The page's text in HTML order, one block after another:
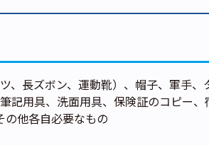
、長ズボン、運動靴）、帽子、軍手
記用具、洗面用具、保険証のコピー
の他各自必要なもの